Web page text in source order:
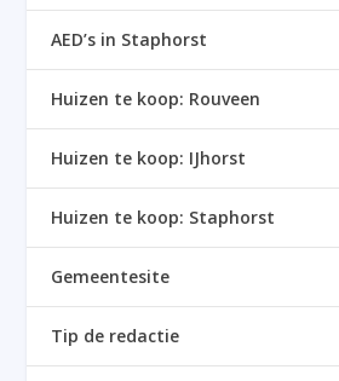
AED’s in Staphorst
Huizen te koop: Rouveen
Huizen te koop: IJhorst
Huizen te koop: Staphorst
Gemeentesite
Tip de redactie